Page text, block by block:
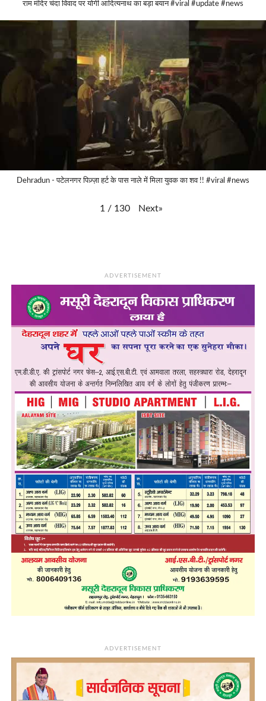
राम मंदिर चंदा विवाद पर योगी आदित्यनाथ का बड़ा बयान #viral #update #news
Dehradun - पटेलनगर पिज़्ज़ा हर्ट के पास नाले में मिला युवक का शव !! #viral #news
1 / 130 Next»
ADVERTISEMENT
ADVERTISEMENT